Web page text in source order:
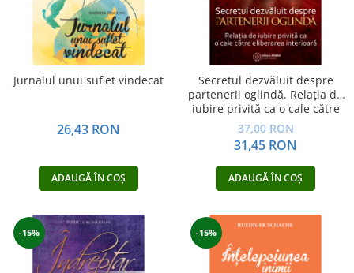
Jurnalul unui suflet vindecat
26,43 RON
ADAUGĂ ÎN COȘ
Secretul dezvăluit despre
partenerii oglindă. Relația de
iubire privită ca o cale către
eliberarea interioară
37,00 RON
31,45 RON
ADAUGĂ ÎN COȘ
-15% -15%